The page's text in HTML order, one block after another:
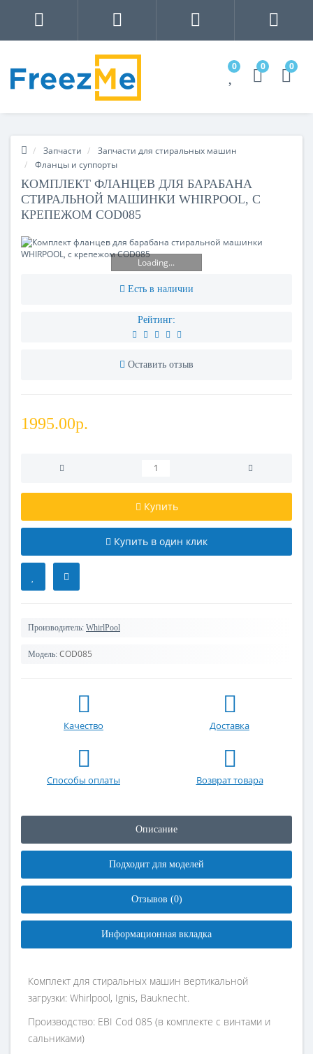
0 0 0
Запчасти
Запчасти для стиральных машин
Фланцы и суппорты
КОМПЛЕКТ ФЛАНЦЕВ ДЛЯ БАРАБАНА
СТИРАЛЬНОЙ МАШИНКИ WHIRPOOL, С
КРЕПЕЖОМ COD085
Loading...
Есть в наличии
Рейтинг:
Оставить отзыв
1995.00р.
Купить
Купить в один клик
Производитель: WhirlPool
Модель: COD085
Качество Доставка
Способы оплаты Возврат товара
Описание
Подходит для моделей
Отзывов (0)
Информационная вкладка
Комплект для стиральных машин вертикальной
загрузки: Whirlpool, Ignis, Bauknecht.
Производство: EBI Cod 085 (в комплекте с винтами и
сальниками)